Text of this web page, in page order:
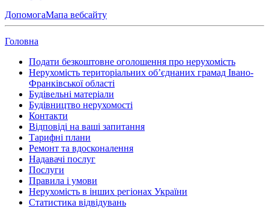
ДопомогаМапа вебсайту
Головна
Подати безкоштовне оголошення про нерухомість
Нерухомість територіальних об’єднаних грамад Івано-
Франківської області
Будівельні матеріали
Будівництво нерухомості
Контакти
Відповіді на ваші запитання
Тарифні плани
Ремонт та вдосконалення
Надавачі послуг
Послуги
Правила і умови
Нерухомість в інших регіонах України
Статистика відвідувань